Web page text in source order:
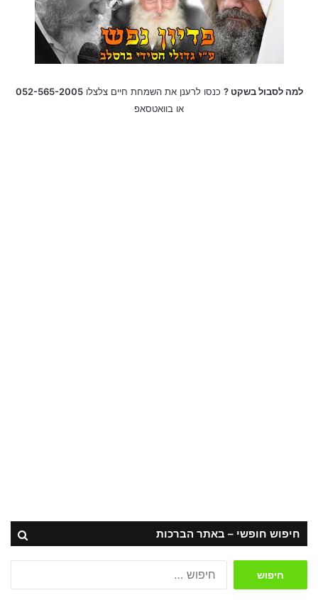
ברכות לחנוכה תמונות | ברכה לחג החנוכה
למה לסבול בשקט ? כנסו לרענן את השמחת חיים צלצלו052-565-2005
או בוואטסאפ
חיפוש חופשי – באתר הברכות